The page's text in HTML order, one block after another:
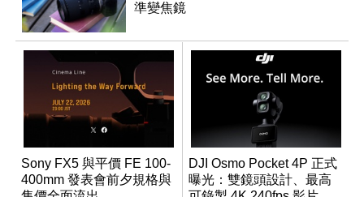
準變焦鏡
Sony FX5 與平價 FE 100-
400mm 發表會前夕規格與
DJI Osmo Pocket 4P 正式
曝光：雙鏡頭設計、最高